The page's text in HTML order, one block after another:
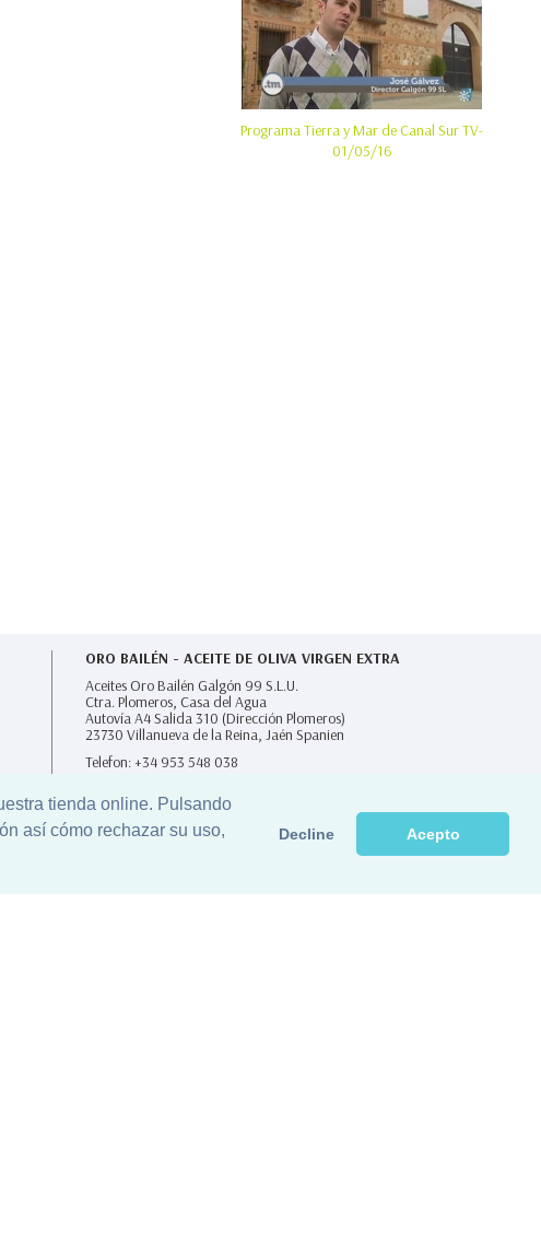
tienda online. Pulsando
así cómo rechazar su uso,
Decline Acepto
Programa Tierra y Mar de Canal Sur TV-
01/05/16
ORO BAILÉN - ACEITE DE OLIVA VIRGEN EXTRA
Aceites Oro Bailén Galgón 99 S.L.U.
Ctra. Plomeros, Casa del Agua
Autovía A4 Salida 310 (Dirección Plomeros)
23730 Villanueva de la Reina, Jaén Spanien
Telefon:+34 953 548 038
info@orobailen.com